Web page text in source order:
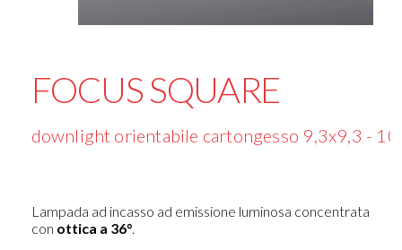
FOCUS SQUARE
downlight orientabile cartongesso 9,3x9,3 -
Lampada ad incasso ad emissione luminosa concentrata
con ottica a 36°.